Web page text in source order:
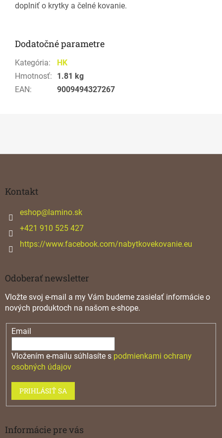
doplniť o krytky a čelné kovanie.
Dodatočné parametre
Kategória:
HK
Hmotnosť:
1.81 kg
EAN: 9009494327267
Kontakt
eshop@lamino.sk
+421 910 525 427
https://www.facebook.com/nabytkovekovanie.eu
Odoberať newsletter
Vložte svoj e-mail a my Vám budeme zasielať informácie o
nových produktoch na našom e-shope.
Email
Vložením e-mailu súhlasíte s podmienkami ochrany
osobných údajov
PRIHLÁSIŤ SA
Informácie pre vás